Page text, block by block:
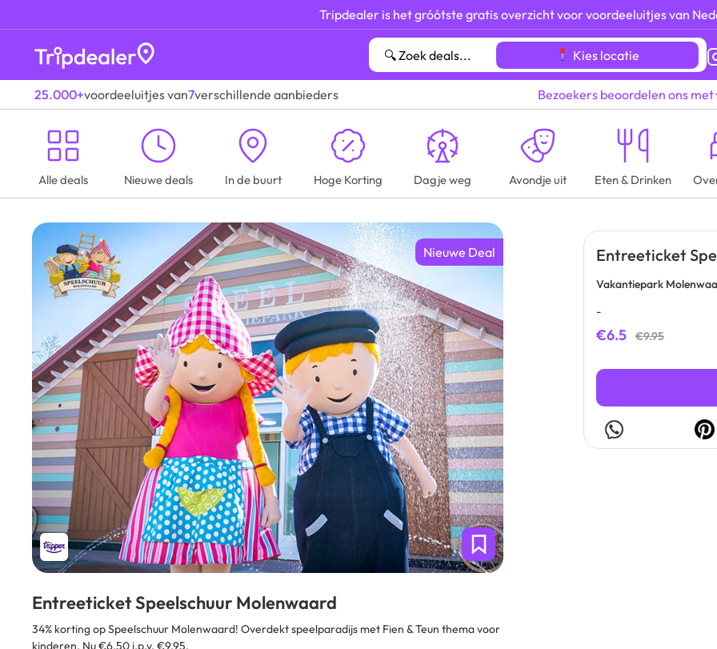
Tripdealer is het gróótste gratis overzicht voor voordeeluitjes van
Kies locatie
25.000+voordeeluitjes van7verschillende aanbieders Bezoekers beoordelen ons met
Alle deals Nieuwe deals In de buurt Hoge Korting Dagje weg Avondje uit Eten & Drinken
Nieuwe Deal
Entreeticket Speelschuur Molenwaard
34% korting op Speelschuur Molenwaard! Overdekt speelparadijs met Fien & Teun thema voor
kinderen. Nu €6,50 i.p.v. €9,95.
Entreeticket
Vakantiepark
-
€6.5 €9.95